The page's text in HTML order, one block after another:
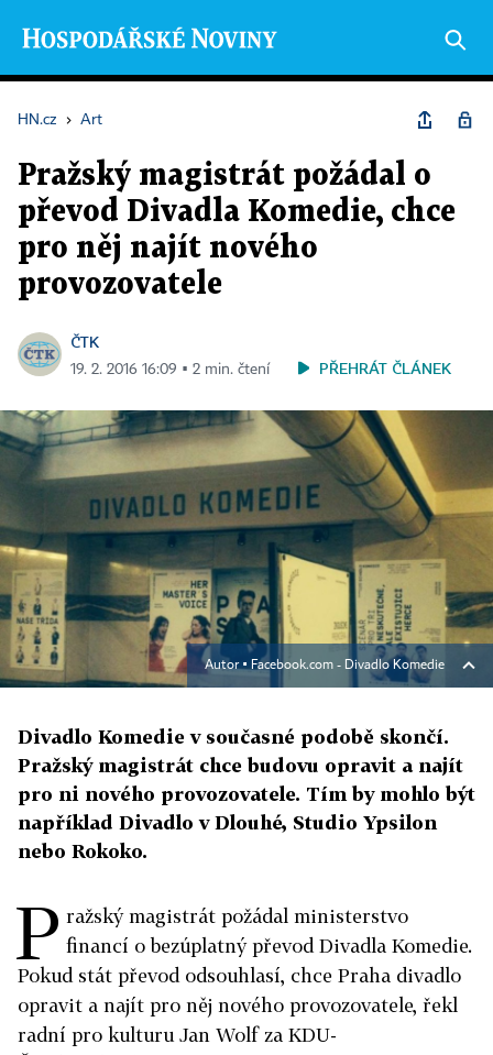
HN.cz › Art
Pražský magistrát požádal o
převod Divadla Komedie, chce
pro něj najít nového
provozovatele
ČTK
19. 2. 2016 16:09 ▪ 2 min. čtení PŘEHRÁT ČLÁNEK
Autor ▪ Facebook.com - Divadlo Komedie
Divadlo Komedie v současné podobě skončí.
Pražský magistrát chce budovu opravit a najít
pro ni nového provozovatele. Tím by mohlo být
například Divadlo v Dlouhé, Studio Ypsilon
nebo Rokoko.
P ražský magistrát požádal ministerstvo
financí o bezúplatný převod Divadla Komedie.
Pokud stát převod odsouhlasí, chce Praha divadlo
opravit a najít pro něj nového provozovatele, řekl
radní pro kulturu Jan Wolf za KDU-